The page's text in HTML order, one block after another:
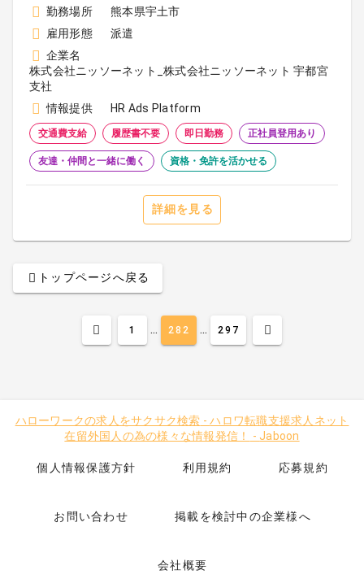
勤務場所
熊本県宇土市
雇用形態
派遣
企業名
株式会社ニッソーネット_株式会社ニッソーネット 宇都宮
支社
情報提供
HR Ads Platform
交通費支給 履歴書不要 即日勤務 正社員登用あり
友達・仲間と一緒に働く 資格・免許を活かせる
詳細を見る
トップページへ戻る
1 ... 282 ... 297
ハローワークの求人をサクサク検索 -ハロワ転職支援求人ネット
在留外国人の為の様々な情報発信！
- Jaboon
個人情報保護方針 利用規約 応募規約
お問い合わせ 掲載を検討中の企業様へ
会社概要